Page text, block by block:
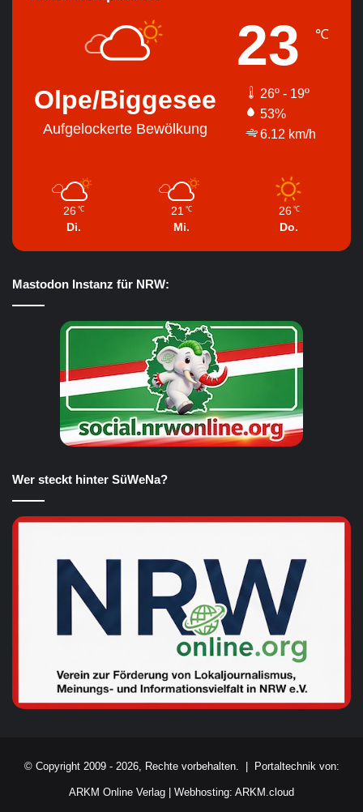
Olpe/Biggesee
Aufgelockerte Bewölkung
23 ℃
26º - 19º
53%
6.12 km/h
26 ℃
Di.
21 ℃
Mi.
26 ℃
Do.
Mastodon Instanz für NRW:
Wer steckt hinter SüWeNa?
© Copyright 2009 - 2026, Rechte vorbehalten. | Portaltechnik von:
ARKM Online Verlag Webhosting: ARKM.cloud